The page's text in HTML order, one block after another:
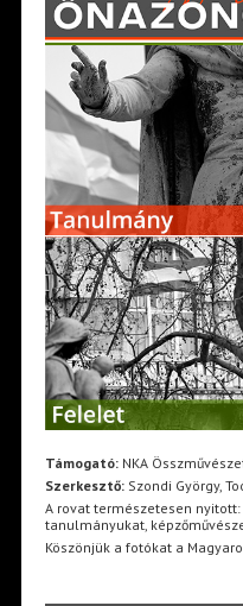
Támogató:NKA
Szerkesztő:Szondi György,
A rovat természetesen
tanulmányukat,
Köszönjük a fotókat a